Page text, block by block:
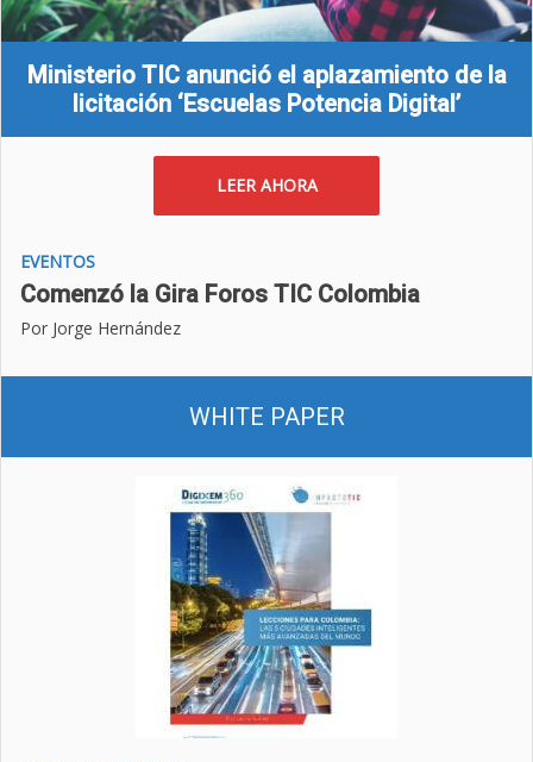
Ministerio TIC anunció el aplazamiento de la
licitación ‘Escuelas Potencia Digital’
LEER AHORA
EVENTOS
Comenzó la Gira Foros TIC Colombia
Por Jorge Hernández
WHITE PAPER